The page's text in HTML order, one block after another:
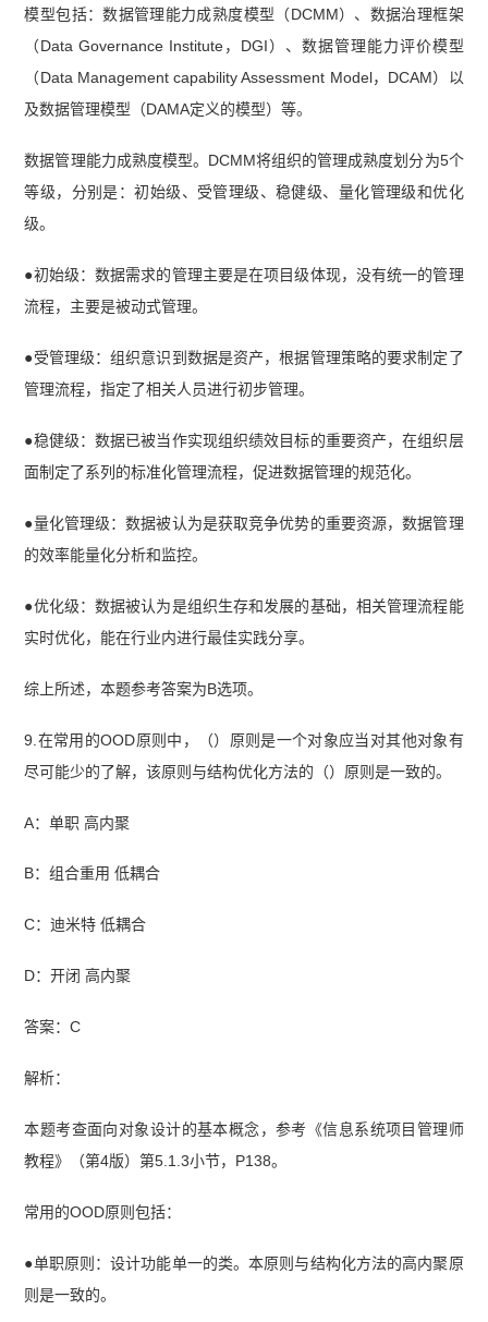
模型包括：数据管理能力成熟度模型（DCMM）、数据治理框架
（Data Governance Institute，DGI）、数据管理能力评价模型
（Data Management capability Assessment Model，DCAM）以
及数据管理模型（DAMA定义的模型）等。
数据管理能力成熟度模型。DCMM将组织的管理成熟度划分为5个
等级，分别是：初始级、受管理级、稳健级、量化管理级和优化
级。
●初始级：数据需求的管理主要是在项目级体现，没有统一的管理
流程，主要是被动式管理。
●受管理级：组织意识到数据是资产，根据管理策略的要求制定了
管理流程，指定了相关人员进行初步管理。
●稳健级：数据已被当作实现组织绩效目标的重要资产，在组织层
面制定了系列的标准化管理流程，促进数据管理的规范化。
●量化管理级：数据被认为是获取竞争优势的重要资源，数据管理
的效率能量化分析和监控。
●优化级：数据被认为是组织生存和发展的基础，相关管理流程能
实时优化，能在行业内进行最佳实践分享。
综上所述，本题参考答案为B选项。
9.在常用的OOD原则中，（）原则是一个对象应当对其他对象有
尽可能少的了解，该原则与结构优化方法的（）原则是一致的。
A：单职 高内聚
B：组合重用 低耦合
C：迪米特 低耦合
D：开闭 高内聚
答案：C
解析：
本题考查面向对象设计的基本概念，参考《信息系统项目管理师
教程》（第4版）第5.1.3小节，P138。
常用的OOD原则包括：
●单职原则：设计功能单一的类。本原则与结构化方法的高内聚原
则是一致的。